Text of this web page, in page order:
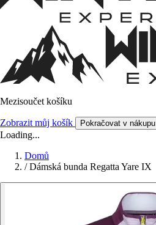
Mezisoučet košíku
Zobrazit můj košík Pokračovat v nákupu
Loading...
Domů
/ Dámská bunda Regatta Yare IX